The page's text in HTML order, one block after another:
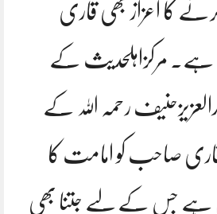
کا اعزاز بھی قاری
مرکزاہلحدیث کے
رحمہ اللہ کے
صاحب کو امامت کا
جس کے لیے جتنا بھی